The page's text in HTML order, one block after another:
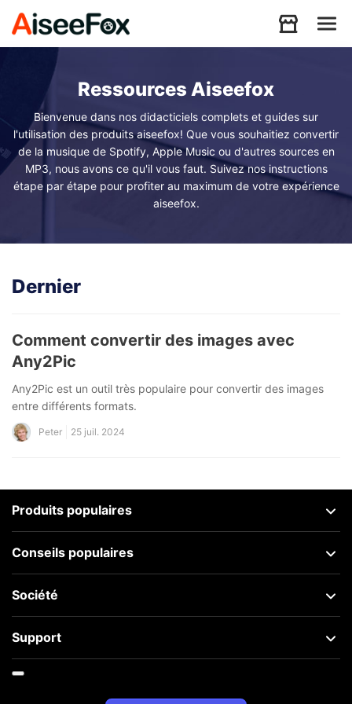
Produits
Télécharger
Ressources
Support
Ressources Aiseefox
Bienvenue dans nos didacticiels complets et guides sur
l'utilisation des produits aiseefox! Que vous souhaitiez convertir
de la musique de Spotify, Apple Music ou d'autres sources en
MP3, nous avons ce qu'il vous faut. Suivez nos instructions
étape par étape pour profiter au maximum de votre expérience
aiseefox.
Dernier
Comment convertir des images avec
Any2Pic
Any2Pic est un outil très populaire pour convertir des images
entre différents formats.
Peter 25 juil. 2024
Produits populaires
Conseils populaires
Société
Support